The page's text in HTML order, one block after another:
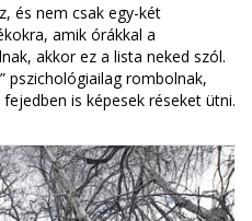
és nem csak egy-két
amik órákkal a
akkor ez a lista neked szól.
pszichológiailag rombolnak,
is képesek réseket ütni.